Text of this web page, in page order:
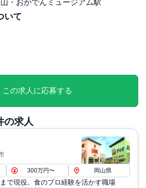
次：説明会及び適性検査+面接 2次：
補足: 年間休日110日
補足: 定年60歳
・おかでんミュージアム駅
いて
この求人に応募する
の求人
300万円〜 岡山県
で現役。食のプロ経験を活かす職場